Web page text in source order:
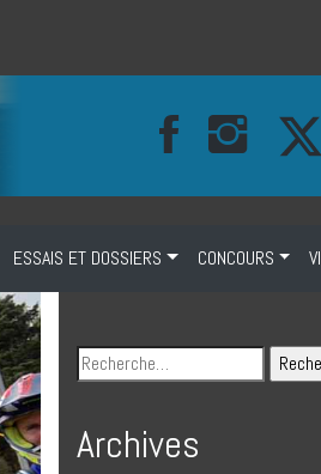
ESSAIS ET DOSSIERS CONCOURS
Archives